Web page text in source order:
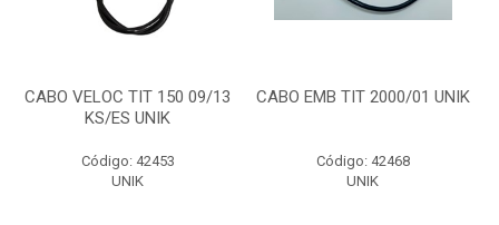
CABO VELOC TIT 150 09/13
KS/ES UNIK
Código: 42453
UNIK
CABO EMB TIT 2000/01 UNIK
Código: 42468
UNIK